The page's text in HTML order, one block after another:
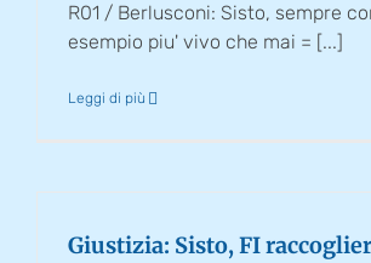
R01 / Berlusconi: Sisto, sempre
esempio piu' vivo che mai = [...]
Leggi di più
Giustizia: Sisto, FI